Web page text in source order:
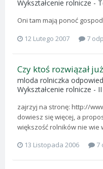
Wykształcenie rolnicze -
Oni tam mają ponoć
12 Lutego 2007
7
Czy ktoś rozwiązał
mloda rolniczka
Wykształcenie rolnicze -
zajrzyj na stronę: http://
dowiesz się więcej, a
większość rolników nie wie
13 Listopada 2006
7